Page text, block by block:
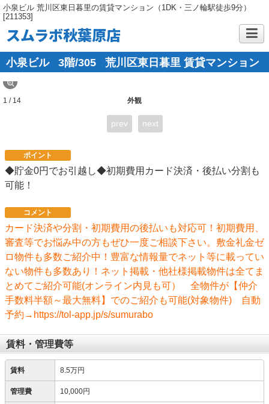
小泉ビル 荒川区東日暮里の賃貸マンション（1DK・三ノ輪駅徒歩9分）
[211353]
スムラボ秋葉原店
小泉ビル 3階/305 荒川区東日暮里 賃貸マンション
外観
1 / 14
prev next
ポイント
◆貯金0円でお引越し◆初期費用カード決済・後払い分割も
可能！
コメント
カード決済や分割・初期費用の後払いも対応可！初期費用、
審査等でお悩み中の方もぜひ一度ご相談下さい。敷金礼金ゼ
ロ物件も多数ご紹介中！豊富な情報量でネット等に載ってい
ない物件も多数あり！ネット掲載・他社様掲載物件は全てま
とめてご紹介可能(オンライン内見も可） 全物件が【仲介
手数料半額～最大無料】でのご紹介も可能(対象物件) 自動
予約→https://tol-app.jp/s/sumurabo
賃料・管理費等
賃料 8.5万円
管理費 10,000円